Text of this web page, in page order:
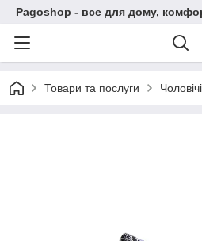
Pagoshop - все для дому,
Товари та послуги